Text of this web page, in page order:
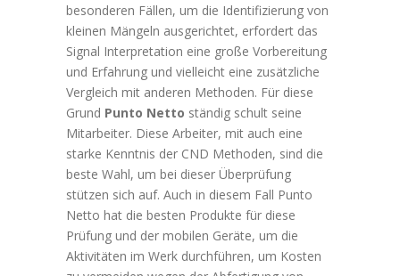
besonderen Fällen, um die Identifizierung von
kleinen Mängeln ausgerichtet, erfordert das
Signal Interpretation eine große Vorbereitung
und Erfahrung und vielleicht eine zusätzliche
Vergleich mit anderen Methoden. Für diese
Grund Punto Netto ständig schult seine
Mitarbeiter. Diese Arbeiter, mit auch eine
starke Kenntnis der CND Methoden, sind die
beste Wahl, um bei dieser Überprüfung
stützen sich auf. Auch in diesem Fall Punto
Netto hat die besten Produkte für diese
Prüfung und der mobilen Geräte, um die
Aktivitäten im Werk durchführen, um Kosten